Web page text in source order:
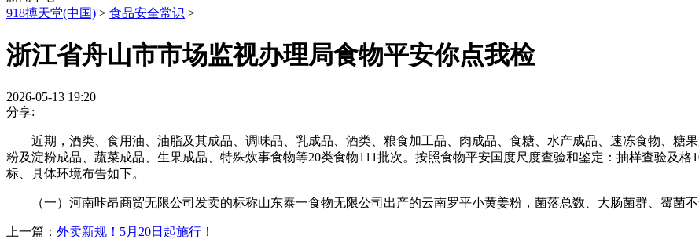
918搏天堂(中国) > 食品安全常识 >
浙江省舟山市市场监视办理局食物平安你点我检
2026-05-13 19:20
分享:
近期，酒类、食用油、油脂及其成品、调味品、乳成品、酒类、粮食加工品、肉成品、食糖、水产成品、速冻食物、糖
粉及淀粉成品、蔬菜成品、生果成品、特殊炊事食物等20类食物111批次。按照食物平安国度尺度查验和鉴定：抽样查验及
标、具体环境布告如下。
（一）河南咔昂商贸无限公司发卖的标称山东泰一食物无限公司出产的云南罗平小黄姜粉，菌落总数、大肠菌群、霉菌不
上一篇： 外卖新规！5月20日起施行！